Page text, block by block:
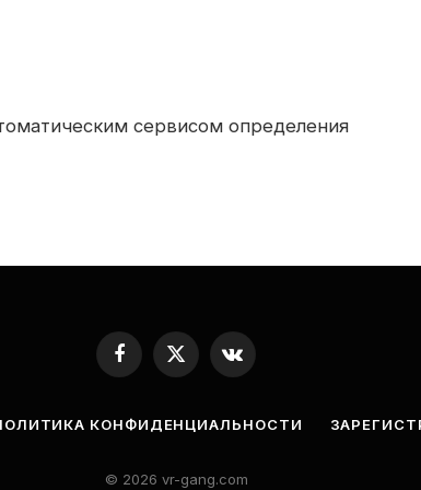
сервисом определения
Facebook
X
(Twitter)
VKontakte
КОНФИДЕНЦИАЛЬНОСТИ
© 2026 vr-gang.com